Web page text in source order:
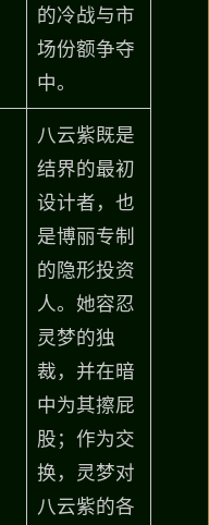
的冷战与市
场份额争夺
中。
八云紫既是
结界的最初
设计者，也
是博丽专制
的隐形投资
人。她容忍
灵梦的独
裁，并在暗
中为其擦屁
股；作为交
换，灵梦对
八云紫的各